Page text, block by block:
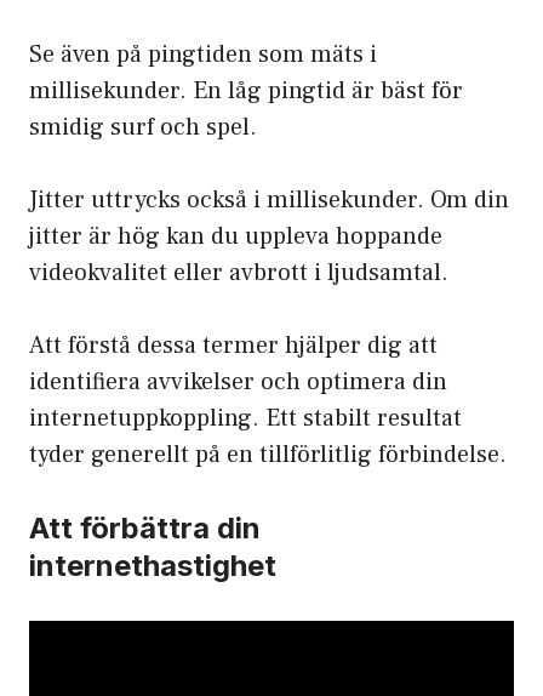
Se även på pingtiden som mäts i
millisekunder. En låg pingtid är bäst för
smidig surf och spel.
Jitter uttrycks också i millisekunder. Om din
jitter är hög kan du uppleva hoppande
videokvalitet eller avbrott i ljudsamtal.
Att förstå dessa termer hjälper dig att
identifiera avvikelser och optimera din
internetuppkoppling. Ett stabilt resultat
tyder generellt på en tillförlitlig förbindelse.
Att förbättra din
internethastighet